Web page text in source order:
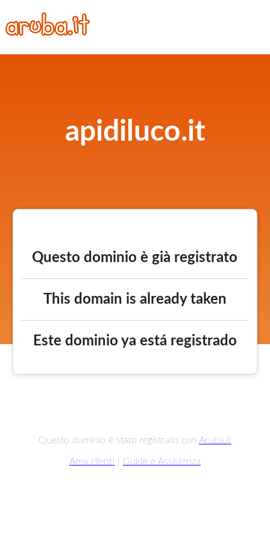
apidiluco.it
Questo dominio è già registrato
This domain is already taken
Este dominio ya está registrado
Questo dominio è stato registrato con Aruba.it
Area clienti Guide e Assistenza